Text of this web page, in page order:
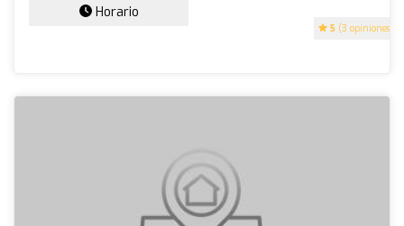
5 (3 opiniones)
Horario